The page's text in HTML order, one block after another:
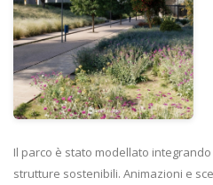
Il parco è stato modellato
strutture sostenibili. Animazioni e